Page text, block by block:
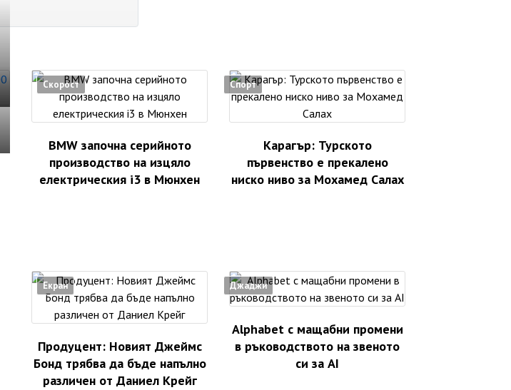
Скорост
BMW започна серийното
производство на изцяло
електрическия i3 в Мюнхен
Спорт
Карагър: Турското
първенство е прекалено
ниско ниво за Мохамед Салах
Екран
Продуцент: Новият Джеймс
Бонд трябва да бъде напълно
различен от Даниел Крейг
Джаджи
Alphabet с мащабни промени
в ръководството на звеното
си за AI